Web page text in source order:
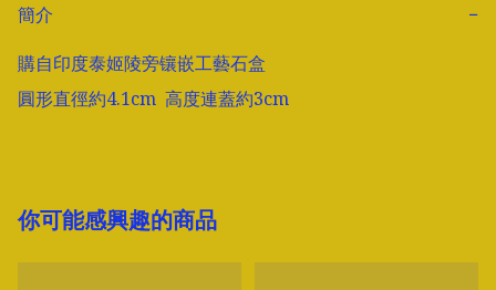
簡介
−
購自印度泰姬陵旁镶嵌工藝石盒
圓形直徑約4.1cm  高度連蓋約3cm
你可能感興趣的商品